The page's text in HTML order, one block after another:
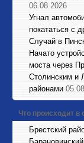
06.08.2026
Угнал
покататься с
Случай в
Начато
моста через
Столинским и
районами
Что происходит в
Брестский